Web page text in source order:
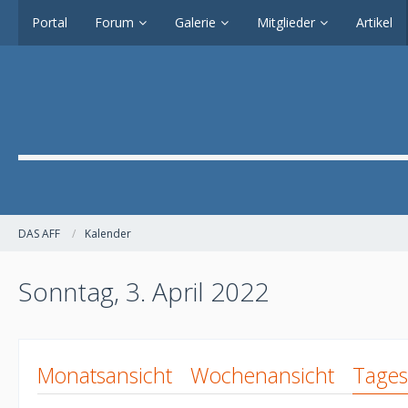
Portal Forum Galerie Mitglieder Artikel
das vielleicht nördlichste Angelforum
jetzt anmelden
DAS AFF Kalender
Sonntag, 3. April 2022
Monatsansicht Wochenansicht